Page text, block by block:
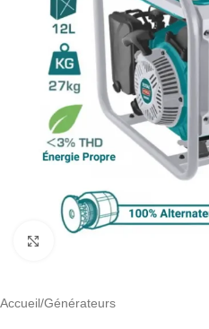
Accueil/Générateurs